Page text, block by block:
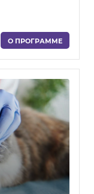
О ПРОГРАММЕ